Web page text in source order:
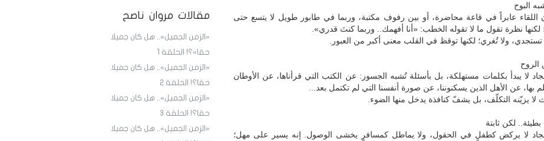
مقالات مروان ناصح
«الزمن الجميل».. هل كان جميلا
حقا»؟! الحلقة 1
«الزمن الجميل».. هل كان جميلا
حقا؟! الحلقة 2
«الزمن الجميل».. هل كان جميلا
حقا؟! الحلقة 3
«الزمن الجميل».. هل كان جميلا
البوح
اللقاء عابراً في قاعة محاضرة، أو بين رفوف مكتبة، وربما في طابور طويل لا يتسع حتى
لكنها نظرة تقول ما لا تقوله الخطب: «أنا أفهمك.. وربما كنتَ قدري».
تستجدي، ولا تُغري؛ لكنها توقظ في القلب معنى أكبر من العبور.
لا يبدأ بكلمات مستهلكة، بل بأسئلة تُشبه الجسور: عن الكتب التي قرأناها، عن الأوطان
بها، عن الأهل الذين يسكنوننا، عن صورة أنفسنا التي لم تكتمل بعد...
لا يزيّنه التكلّف، بل يشفّ كنافذة يدخل منها الضوء.
لكن ثابتة
لا يركض كطفلٍ في الحقول، ولا يماطل كمسافرٍ يخشى الوصول. إنه يسير على مهل؛